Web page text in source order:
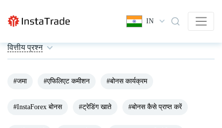
IN
वित्तीय प्रश्न
#जमा #एफिलिएट कमीशन #बोनस कार्यक्रम
#InstaForex बोनस #ट्रेडिंग खाते #बोनस कैसे प्राप्त करें